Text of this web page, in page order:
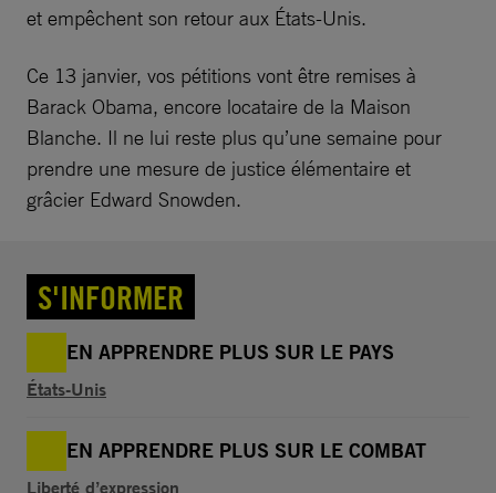
et empêchent son retour aux États-Unis.
Ce 13 janvier, vos pétitions vont être remises à
Barack Obama, encore locataire de la Maison
Blanche. Il ne lui reste plus qu’une semaine pour
prendre une mesure de justice élémentaire et
grâcier Edward Snowden.
S'INFORMER
EN APPRENDRE PLUS SUR LE PAYS
États-Unis
EN APPRENDRE PLUS SUR LE COMBAT
Liberté d’expression